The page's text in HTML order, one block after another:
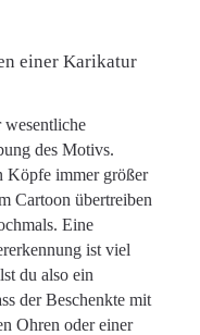
einer Karikatur
wesentliche
des Motivs.
Köpfe immer größer
Cartoon übertreiben
Eine
ist viel
du also ein
der Beschenkte mit
Ohren oder einer